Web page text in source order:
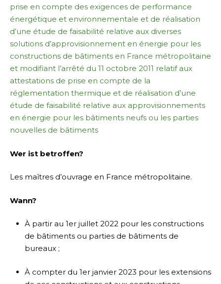
prise en compte des exigences de performance
énergétique et environnementale et de réalisation
d’une étude de faisabilité relative aux diverses
solutions d’approvisionnement en énergie pour les
constructions de bâtiments en France métropolitaine
et modifiant l’arrêté du 11 octobre 2011 relatif aux
attestations de prise en compte de la
réglementation thermique et de réalisation d’une
étude de faisabilité relative aux approvisionnements
en énergie pour les bâtiments neufs ou les parties
nouvelles de bâtiments
Wer ist betroffen?
Les maîtres d’ouvrage en France métropolitaine.
Wann?
À partir au 1er juillet 2022 pour les constructions
de bâtiments ou parties de bâtiments de
bureaux ;
À compter du 1er janvier 2023 pour les extensions